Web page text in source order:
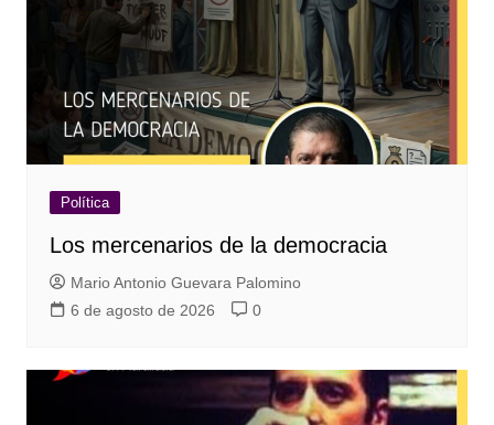
Política
Los mercenarios de la democracia
Mario Antonio Guevara Palomino
6 de agosto de 2026
0